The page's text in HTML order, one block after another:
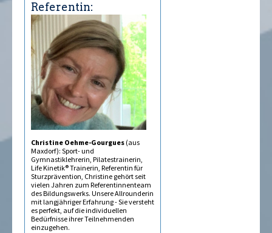
Referentin:
Christine Oehme-Gourgues (aus
Maxdorf): Sport- und
Gymnastiklehrerin, Pilatestrainerin,
Life Kinetik® Trainerin, Referentin für
Sturzprävention, Christine gehört seit
vielen Jahren zum Referentinnenteam
des Bildungswerks. Unsere Allrounderin
mit langjähriger Erfahrung - Sie versteht
es perfekt, auf die individuellen
Bedürfnisse ihrer Teilnehmenden
einzugehen.